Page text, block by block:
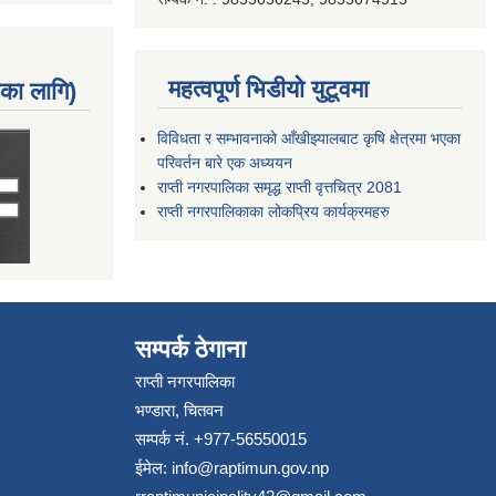
लागि) महत्वपूर्ण भिडीयो युटूवमा
विविधता र सम्भावनाको आँखीझ्यालबाट कृषि क्षेत्रमा भएका
परिवर्तन बारे एक अध्ययन
राप्ती नगरपालिका समृद्ध राप्ती वृत्तचित्र 2081
राप्ती नगरपालिकाका लोकप्रिय कार्यक्रमहरु
सम्पर्क ठेगाना
राप्ती नगरपालिका
भण्डारा, चितवन
सम्पर्क नं. +977-56550015
ईमेल: info@raptimun.gov.np